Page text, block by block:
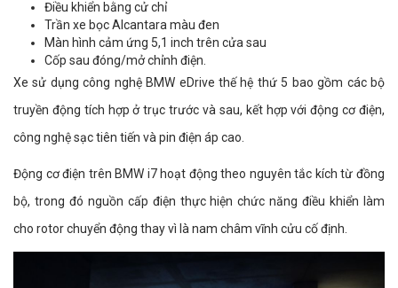
Điều khiển bằng cử chỉ
Trần xe bọc Alcantara màu đen
Màn hình cảm ứng 5,1 inch trên cửa sau
Cốp sau đóng/mở chỉnh điện.
Xe sử dụng công nghệ BMW eDrive thế hệ thứ 5 bao gồm các bộ
truyền động tích hợp ở trục trước và sau, kết hợp với động cơ điện,
công nghệ sạc tiên tiến và pin điện áp cao.
Động cơ điện trên BMW i7 hoạt động theo nguyên tắc kích từ đồng
bộ, trong đó nguồn cấp điện thực hiện chức năng điều khiển làm
cho rotor chuyển động thay vì là nam châm vĩnh cửu cố định.